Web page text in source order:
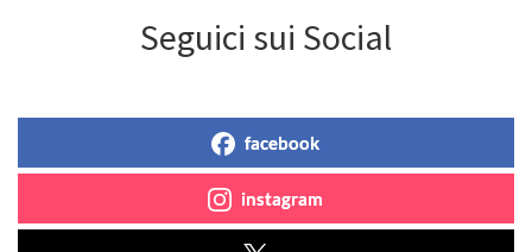
Seguici sui Social
facebook
instagram